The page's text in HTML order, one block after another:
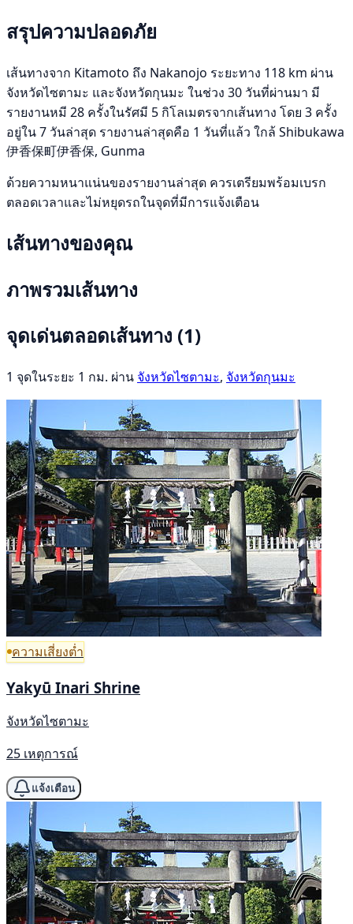
สรุปความปลอดภัย
เส้นทางจาก Kitamoto ถึง Nakanojo ระยะทาง 118 km ผ่าน
จังหวัดไซตามะ และจังหวัดกุนมะ ในช่วง 30 วันที่ผ่านมา มี
รายงานหมี 28 ครั้งในรัศมี 5 กิโลเมตรจากเส้นทาง โดย 3 ครั้ง
อยู่ใน 7 วันล่าสุด รายงานล่าสุดคือ 1 วันที่แล้ว ใกล้ Shibukawa
伊香保町伊香保, Gunma
ด้วยความหนาแน่นของรายงานล่าสุด ควรเตรียมพร้อมเบรก
ตลอดเวลาและไม่หยุดรถในจุดที่มีการแจ้งเตือน
เส้นทางของคุณ
ภาพรวมเส้นทาง
จุดเด่นตลอดเส้นทาง (1)
1 จุดในระยะ 1 กม. ผ่าน จังหวัดไซตามะ, จังหวัดกุนมะ
ความเสี่ยงต่ำ
Yakyū Inari Shrine
จังหวัดไซตามะ
25 เหตุการณ์
แจ้งเตือน